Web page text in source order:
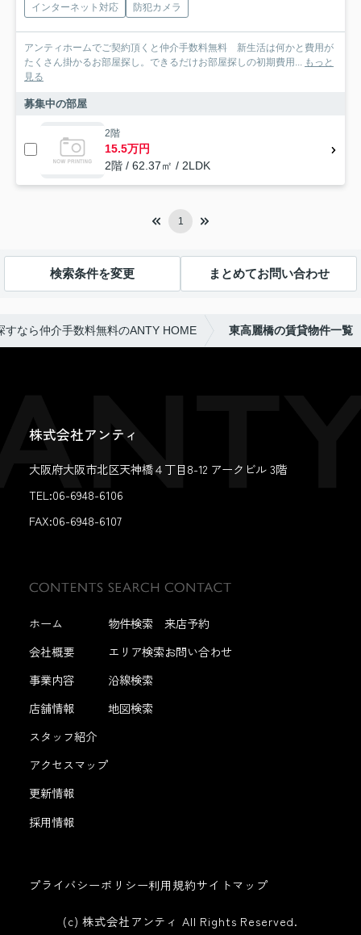
インターネット対応
防犯カメラ
アンティホームでご契約頂くと仲介手数料無料 新生活は何かと費用が
たくさん掛かるお部屋探し。できるだけお部屋探しの初期費用... もっと
見る
募集中の部屋
2階
15.5万円
2階 / 62.37㎡ / 2LDK
1
検索条件を変更 まとめてお問い合わせ
すなら仲介手数料無料のANTY HOME 東高麗橋の賃貸物件一覧
株式会社アンティ
大阪府大阪市北区天神橋４丁目8-12 アークビル 3階
TEL:06-6948-6106
FAX:06-6948-6107
ホーム
会社概要
事業内容
店舗情報
スタッフ紹介
アクセスマップ
更新情報
採用情報
物件検索
エリア検索
沿線検索
地図検索
来店予約
お問い合わせ
プライバシーポリシー利用規約サイトマップ
(c) 株式会社アンティ All Rights Reserved.